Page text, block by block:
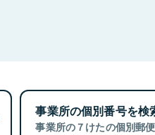
事業所の個別番号を検
事業所の７けたの個別郵